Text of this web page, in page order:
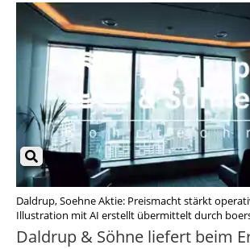
Daldrup, Soehne Aktie: Preismacht stärkt
Illustration mit AI erstellt übermittelt durch
Daldrup & Söhne liefert beim